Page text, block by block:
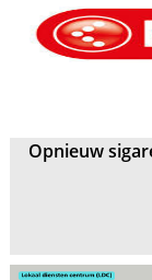
Opnieuw